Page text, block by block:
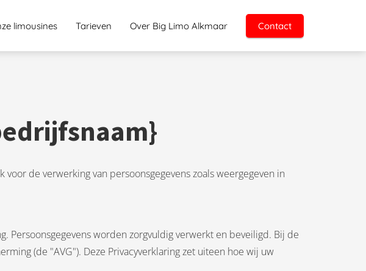
limousines Tarieven Over Big Limo Alkmaar Contact
de verwerking van persoonsgegevens zoals weergegeven in
Persoonsgegevens worden zorgvuldig verwerkt en beveiligd. Bij de
(de "AVG"). Deze Privacyverklaring zet uiteen hoe wij uw